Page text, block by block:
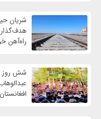
شریان
راه‌آهن
شش روز
افغانستان